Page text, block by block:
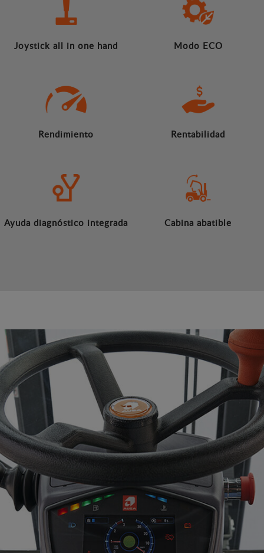
Joystick all in one hand Modo ECO
Rendimiento Rentabilidad
Ayuda diagnóstico integrada Cabina abatible